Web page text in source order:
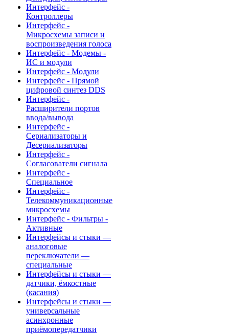
Интерфейс -
Контроллеры
Интерфейс -
Микросхемы записи и
воспроизведения голоса
Интерфейс - Модемы -
ИС и модули
Интерфейс - Модули
Интерфейс - Прямой
цифровой синтез DDS
Интерфейс -
Расширители портов
ввода/вывода
Интерфейс -
Сериализаторы и
Десериализаторы
Интерфейс -
Согласователи сигнала
Интерфейс -
Специальное
Интерфейс -
Телекоммуникационные
микросхемы
Интерфейс - Фильтры -
Активные
Интерфейсы и стыки —
аналоговые
переключатели —
специальные
Интерфейсы и стыки —
датчики, ёмкостные
(касания)
Интерфейсы и стыки —
универсальные
асинхронные
приёмопередатчики